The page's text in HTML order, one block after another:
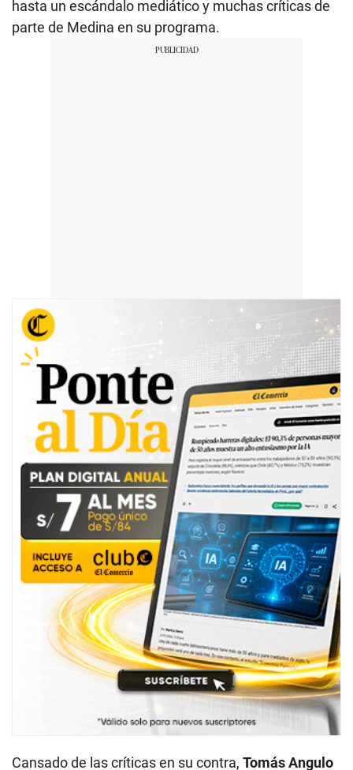
hasta un escándalo mediático y muchas críticas de
parte de Medina en su programa.
Cansado de las críticas en su contra, Tomás Angulo